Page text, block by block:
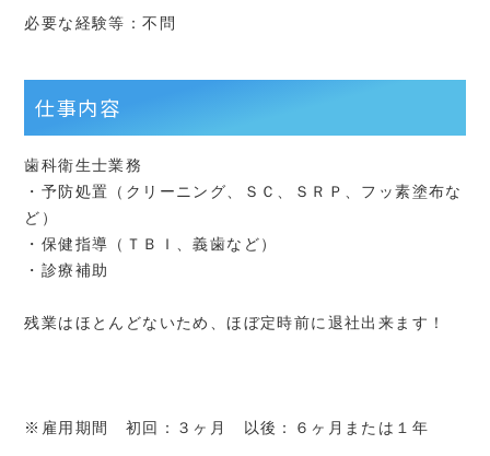
必要な経験等：不問
仕事内容
歯科衛生士業務
・予防処置（クリーニング、ＳＣ、ＳＲＰ、フッ素塗布な
ど）
・保健指導（ＴＢＩ、義歯など）
・診療補助
残業はほとんどないため、ほぼ定時前に退社出来ます！
※雇用期間 初回：３ヶ月 以後：６ヶ月または１年